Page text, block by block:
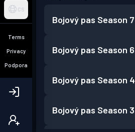
CS
Terms
Privacy
Podpora
Bojový pas Season 7
Bojový pas Season 6
Bojový pas Season 4
Bojový pas Season 3